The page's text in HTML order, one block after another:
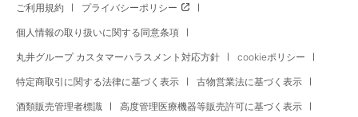
ご利用規約 プライバシーポリシー
個人情報の取り扱いに関する同意条項
丸井グループ カスタマーハラスメント対応方針 cookieポリシー
特定商取引に関する法律に基づく表示 古物営業法に基づく表示
酒類販売管理者標識 高度管理医療機器等販売許可に基づく表示